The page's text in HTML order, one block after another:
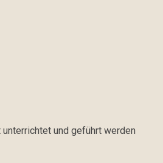
und geführt werden